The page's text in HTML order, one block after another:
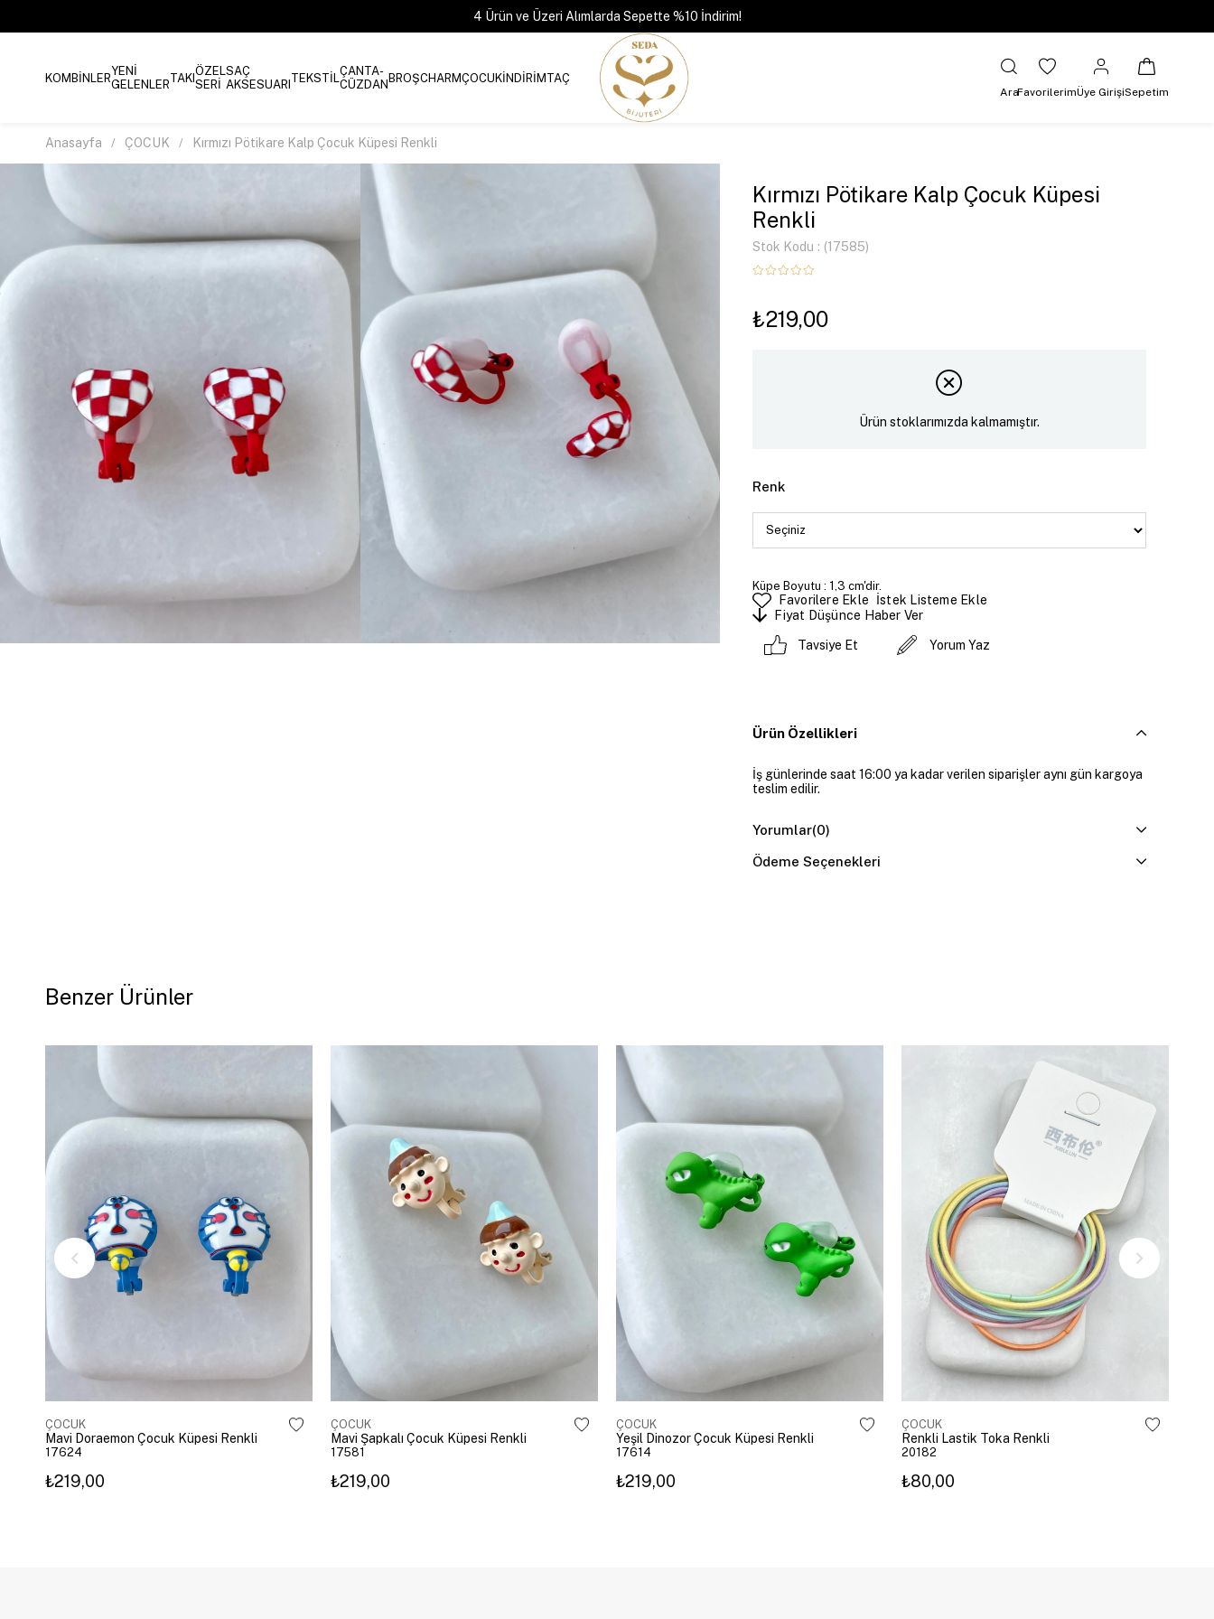
4 Ürün ve Üzeri Alımlarda Sepette %10 İndirim!
KOMBİNLERYENİ
GELENLERTAKIÖZEL
SERİ
SAÇ
AKSESUARI TEKSTİLÇANTA-
CÜZDANBROŞCHARMÇOCUKİNDİRİMTAÇ
AraFavorilerimÜye GirişiSepetim
Anasayfa ÇOCUK Kırmızı Pötikare Kalp Çocuk Küpesi Renkli
Kırmızı Pötikare Kalp Çocuk Küpesi
Renkli
Stok Kodu (17585)
₺219,00
Ürün stoklarımızda kalmamıştır.
Renk
Küpe Boyutu : 1,3 cm'dir.
Favorilere Ekle
İstek Listeme Ekle
Fiyat Düşünce Haber Ver
Tavsiye Et Yorum Yaz
Ürün Özellikleri
İş günlerinde saat 16:00 ya kadar verilen siparişler aynı gün kargoya
teslim edilir.
Yorumlar(0)
Ödeme Seçenekleri
Benzer Ürünler
ÇOCUK
Mavi Doraemon Çocuk Küpesi Renkli
17624
₺219,00
ÇOCUK
Mavi Şapkalı Çocuk Küpesi Renkli
17581
₺219,00
ÇOCUK
Yeşil Dinozor Çocuk Küpesi Renkli
17614
₺219,00
ÇOCUK
Renkli Lastik Toka Renkli
20182
₺80,00